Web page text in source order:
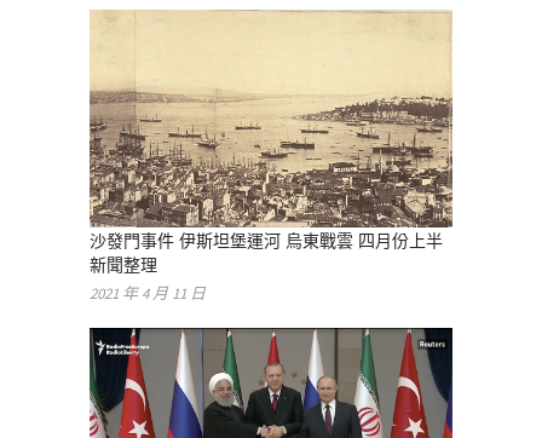
沙發門事件 伊斯坦堡運河 烏東戰雲 四月份上半
新聞整理
2021 年 4 月 11 日